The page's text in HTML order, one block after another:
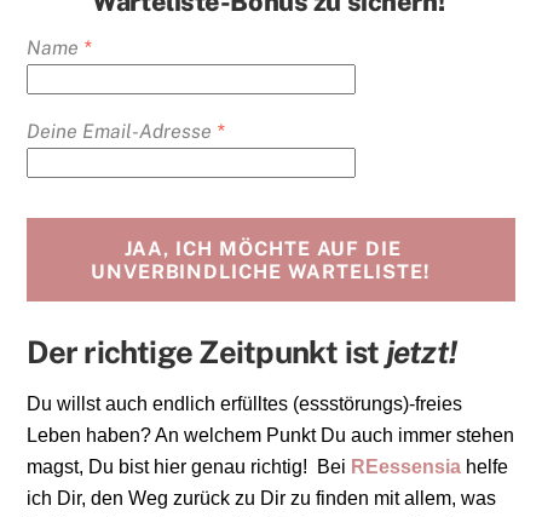
Name *
Deine Email-Adresse *
JAA, ICH MÖCHTE AUF DIE
UNVERBINDLICHE WARTELISTE!
Der richtige Zeitpunkt ist jetzt!
Du willst auch endlich erfülltes (essstörungs)-freies
Leben haben? An welchem Punkt Du auch immer stehen
magst, Du bist hier genau richtig! Bei REessensia helfe
ich Dir, den Weg zurück zu Dir zu finden mit allem, was